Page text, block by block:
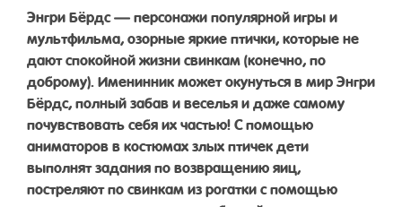
Энгри Бёрдс — персонажи популярной игры и
мультфильма, озорные яркие птички, которые не
дают спокойной жизни свинкам (конечно, по
доброму). Именинник может окунуться в мир Энгри
Бёрдс, полный забав и веселья и даже самому
почувствовать себя их частью! С помощью
аниматоров в костюмах злых птичек дети
выполнят задания по возвращению яиц,
постреляют по свинкам из рогатки с помощью